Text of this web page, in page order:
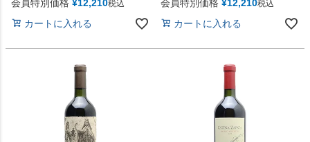
会員特別価格 ¥12,210税込
カートに入れる
会員特別価格 ¥12,210税込
カートに入れる